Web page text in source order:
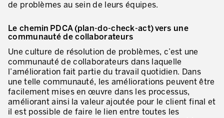
Définir une stratégie de gestion d’actifs
Leadership et culture
DÉVELOPPEMENT DU LEADERSHIP
Coaching des dirigeants et des managers
Le travail standard des leaders
de problèmes au sein de leurs équipes.
Le chemin PDCA (plan-do-check-act) vers une
communauté de collaborateurs
Une culture de résolution de problèmes, c’est une
communauté de collaborateurs dans laquelle
l’amélioration fait partie du travail quotidien. Dans
une telle communauté, les améliorations peuvent être
facilement mises en œuvre dans les processus,
améliorant ainsi la valeur ajoutée pour le client final et
il est possible de faire le lien entre toutes les